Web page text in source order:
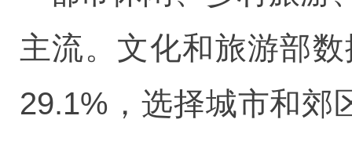
主流。文化和旅游部
29.1%，选择城市和郊